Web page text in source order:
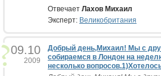
Отвечает Лахов Михаил
Эксперт: Великобритания
09.10
2009
Добрый день,Михаил! Мы с
собираемся в Лондон на
несколько